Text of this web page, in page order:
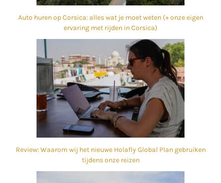
Auto huren op Corsica: alles wat je moet weten (+ onze eigen
ervaring met rijden in Corsica)
Review: Waarom wij het nieuwe Holafly Global Plan gebruiken
tijdens onze reizen